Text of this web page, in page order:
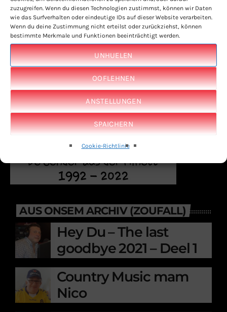
zuzugreifen. Wenn du diesen Technologien zustimmst, können wir Daten
wie das Surfverhalten oder eindeutige IDs auf dieser Website verarbeiten.
Wenn du deine Zustimmung nicht erteilst oder zurückziehst, können
bestimmte Merkmale und Funktionen beeinträchtigt werden.
UNHUELEN
OOFLEHNEN
ANSTELLUNGEN
SPAICHERN
Cookie-Richtlinie
AUS ONSEM ARCHIV (ZOUFALL)
Hey Du – The last
goodbye 2021 – Deel 1
Country Music mam
Nico